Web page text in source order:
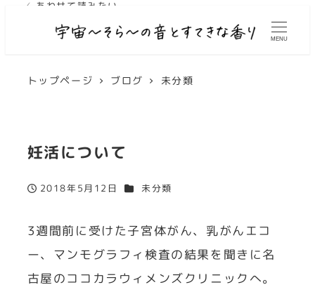
MENU
トップページ ブログ 未分類
妊活について
投稿日
2018年5月12日 カテゴリー
未分類
3週間前に受けた子宮体がん、乳がんエコ
ー、マンモグラフィ検査の結果を聞きに名
古屋のココカラウィメンズクリニックへ。
✓ あわせて読みたい
✓ あわせて読みたい